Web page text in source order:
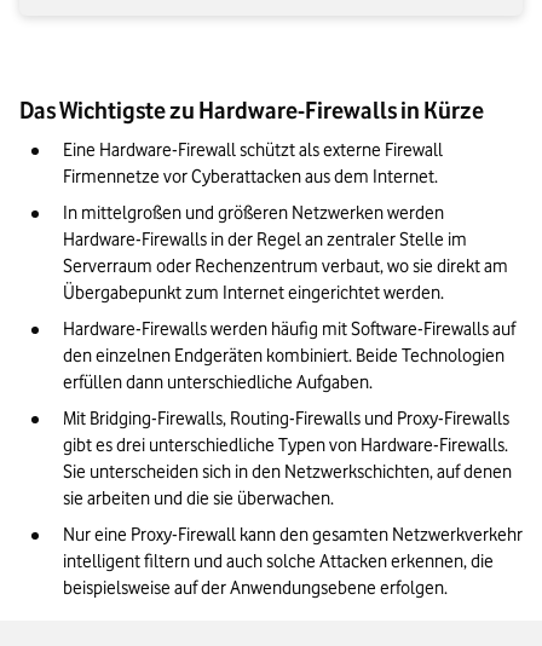
Das Wichtigste zu Hardware-Firewalls in Kürze
Eine Hardware-Firewall schützt als externe Firewall
Firmennetze vor Cyberattacken aus dem Internet.
In mittelgroßen und größeren Netzwerken werden
Hardware-Firewalls in der Regel an zentraler Stelle im
Serverraum oder Rechenzentrum verbaut, wo sie direkt am
Übergabepunkt zum Internet eingerichtet werden.
Hardware-Firewalls werden häufig mit Software-Firewalls auf
den einzelnen Endgeräten kombiniert. Beide Technologien
erfüllen dann unterschiedliche Aufgaben.
Mit Bridging-Firewalls, Routing-Firewalls und Proxy-Firewalls
gibt es drei unterschiedliche Typen von Hardware-Firewalls.
Sie unterscheiden sich in den Netzwerkschichten, auf denen
sie arbeiten und die sie überwachen.
Nur eine Proxy-Firewall kann den gesamten Netzwerkverkehr
intelligent filtern und auch solche Attacken erkennen, die
beispielsweise auf der Anwendungsebene erfolgen.